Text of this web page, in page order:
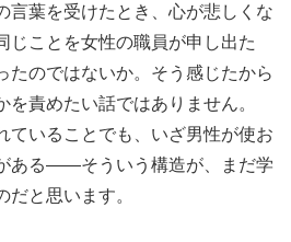
言葉を受けたとき、心が悲しくな
じことを女性の職員が申し出た
たのではないか。そう感じたから
を責めたい話ではありません。
ていることでも、いざ男性が使お
ある——そういう構造が、まだ学
と思います。